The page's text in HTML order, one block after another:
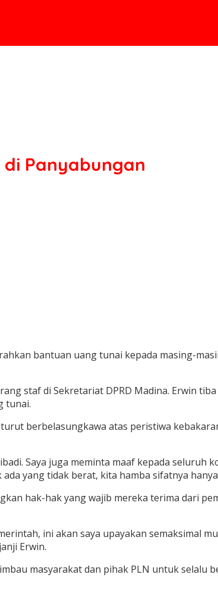
Panyabungan
bantuan uang tunai kepada masing-
staf di Sekretariat DPRD Madina. Erwin
tunai.
berbelasungkawa atas peristiwa
Saya juga meminta maaf kepada seluruh
yang tidak berat, kita hamba sifatnya
hak-hak yang wajib mereka terima dari
ini akan saya upayakan semaksimal
Erwin.
masyarakat dan pihak PLN untuk selalu